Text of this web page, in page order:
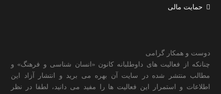
حمایت مالی
دوست و همکار گرامی
چنانکه از فعالیت های داوطلبانه کانون «انسان شناسی و فرهنگ» و
مطالب منتشر شده در سایت آن بهره می برید و انتشار آزاد این
اطلاعات و استمرار این فعالیت ها را مفید می دانید، لطفا در نظر